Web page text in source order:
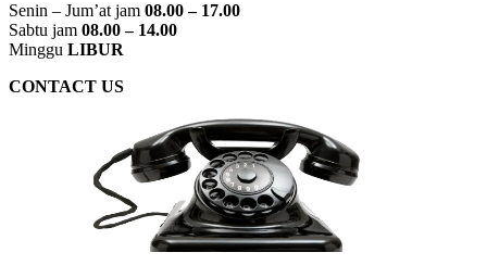
Senin – Jum’at jam 08.00 – 17.00
Sabtu jam 08.00 – 14.00
Minggu LIBUR
CONTACT US